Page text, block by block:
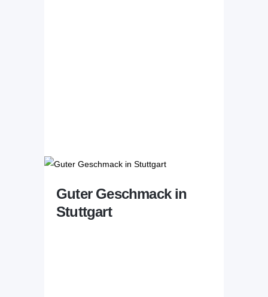
Guter Geschmack in
Stuttgart